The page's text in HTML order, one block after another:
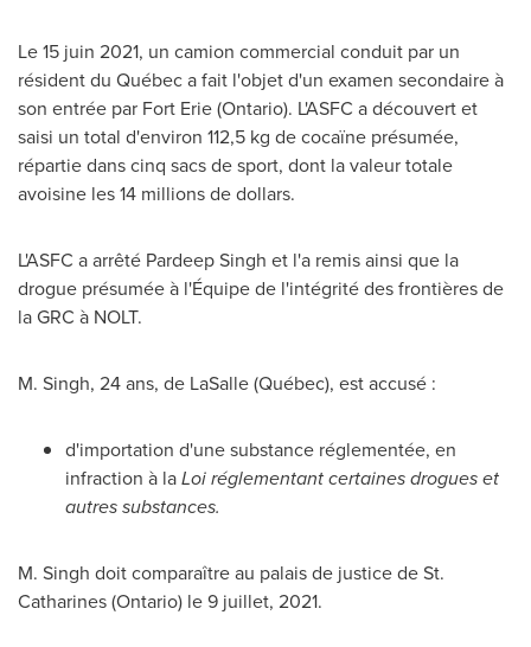
Le 15 juin 2021, un camion commercial conduit par un
résident du Québec a fait l'objet d'un examen secondaire à
son entrée par Fort Erie(Ontario). L'ASFC a découvert et
saisi un total d'environ 112,5 kg de cocaïne présumée,
répartie dans cinq sacs de sport, dont la valeur totale
avoisine les 14 millions de dollars.
L'ASFC a arrêté Pardeep Singh et l'a remis ainsi que la
drogue présumée à l'Équipe de l'intégrité des frontières de
la GRC à NOLT.
M. Singh, 24 ans, de LaSalle(Québec), est accusé :
d'importation d'une substance réglementée, en
infraction à laLoi réglementant certaines drogues et
autres substances.
M. Singh doit comparaître au palais de justice deSt.
Catharines(Ontario) le 9 juillet, 2021.